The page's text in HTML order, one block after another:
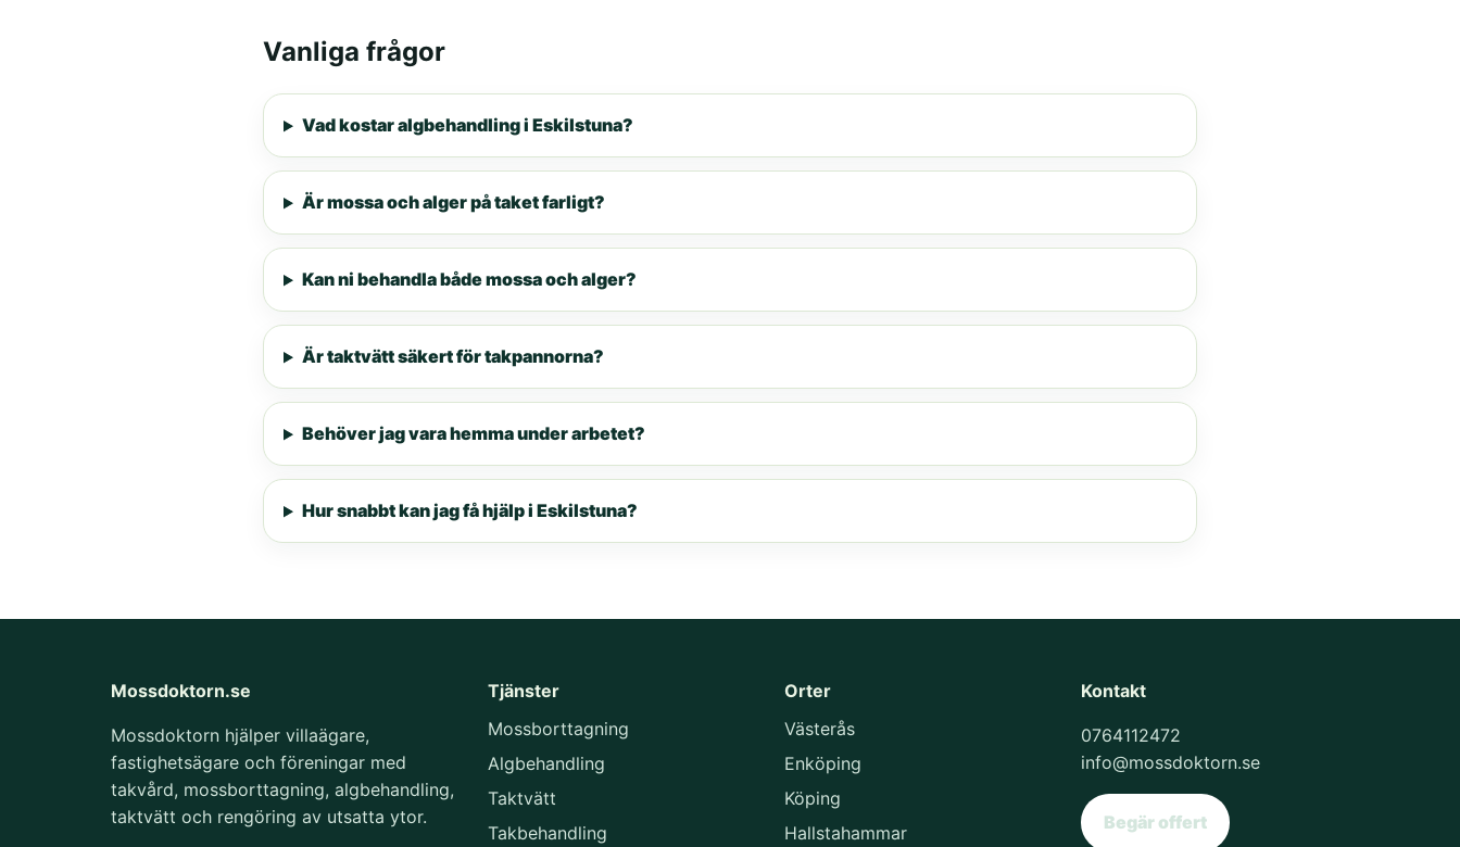
Vanliga frågor
Vad kostar algbehandling i Eskilstuna?
Är mossa och alger på taket farligt?
Kan ni behandla både mossa och alger?
Är taktvätt säkert för takpannorna?
Behöver jag vara hemma under arbetet?
Hur snabbt kan jag få hjälp i Eskilstuna?
Mossdoktorn.se
Mossdoktorn hjälper villaägare,
fastighetsägare och föreningar med
takvård, mossborttagning, algbehandling,
taktvätt och rengöring av utsatta ytor.
Tjänster
Mossborttagning
Algbehandling
Taktvätt
Takbehandling
Orter
Västerås
Enköping
Köping
Hallstahammar
Kontakt
0764112472
info@mossdoktorn.se
Begär offert